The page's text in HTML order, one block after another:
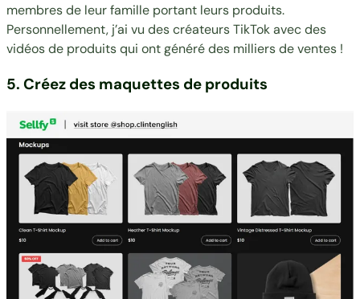
membres de leur famille portant leurs produits.
Personnellement, j’ai vu descréateurs TikTok avec des
vidéos de produitsqui ont généré des milliers de ventes !
5. Créez des maquettes de produits